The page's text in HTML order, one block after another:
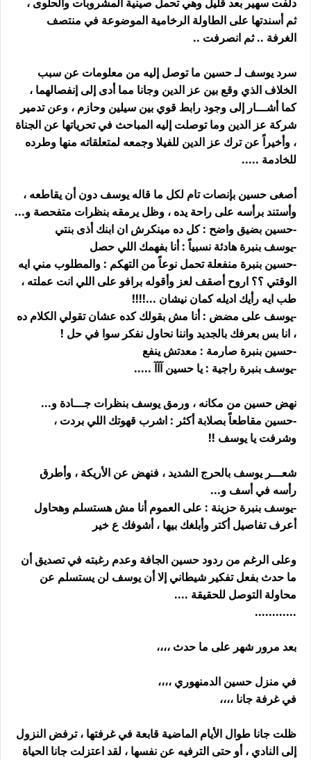
ثم أسندتها على الطاولة الرخامية الموضوعة في منتصف
الغرفة .. ثم انصرفت ..
سرد يوسف لـ حسين ما توصل إليه من معلومات عن سبب
الخلاف الذي وقع بين عز الدين وجانا مما أدى إلى إنفصالهما ،
كما أشـــار إلى وجود رابط قوي بين سيلين وحازم ، وعن تدمير
شركة عز الدين وما توصلت إليه المباحث في تحرياتها عن الجناة
، وأخيراً عن ترك عز الدين للفيلا وجمعه لمتعلقاته منها وطرده
للخادمة .....
أصغى حسين بإنصات تام لكل ما قاله يوسف دون أن يقاطعه ،
وأستند برأسه على راحة يده ، وظل يرمقه بنظرات متفحصة و...
-حسين بضيق واضح : كل ده مينكرش ان ابنك أذى بنتي
-يوسف بنبرة هادئة نسبياً : أنا بفهمك اللي حصل
-حسين بنبرة منفعلة تحمل نوعاً من التهكم : والمطلوب مني ايه
الوقتي ؟؟ اروح أصقف لعز وأقوله برافو على اللي انت عملته ،
طب ايه رأيك اديله كمان نيشان ...!!!!
-يوسف على مضض : أنا مش بقولك كده عشان تقولي الكلام ده
، انا بس بعرفك بالجديد واننا نحاول نفكر سوا في حل !
-حسين بنبرة صارمة : معدتش ينفع
-يوسف بنبرة راجية : يا حسين آآآ .....
نهض حسين من مكانه ، ورمق يوسف بنظرات جـــادة و...
-حسين مقاطعاً بصلابة أكثر : اشرب قهوتك اللي بردت ،
وشرفت يا يوسف !!
شعـــر يوسف بالحرج الشديد ، فنهض عن الأريكة ، وأطرق
رأسه في أسف و...
-يوسف بنبرة حزينة : على العموم أنا مش هستسلم وهحاول
أعرف تفاصيل أكتر وأبلغك بيها ، أشوفك ع خير
وعلى الرغم من ردود حسين الجافة وعدم رغبته في تصديق أن
ما حدث بفعل تفكير شيطاني إلا أن يوسف لن يستسلم عن
محاولة التوصل للحقيقة ....
............
بعد مرور شهر على ما حدث ،،،،
في منزل حسين الدمنهوري ،،،،
في غرفة جانا ،،،،
ظلت جانا طوال الأيام الماضية قابعة في غرفتها ، ترفض النزول
إلى النادي ، أو حتى الترفيه عن نفسها ، لقد اعتزلت جانا الحياة